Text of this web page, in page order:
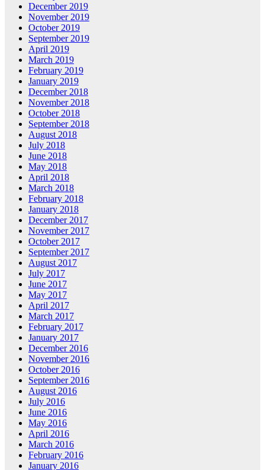
December 2019
November 2019
October 2019
September 2019
April 2019
March 2019
February 2019
January 2019
December 2018
November 2018
October 2018
September 2018
August 2018
July 2018
June 2018
May 2018
April 2018
March 2018
February 2018
January 2018
December 2017
November 2017
October 2017
September 2017
August 2017
July 2017
June 2017
May 2017
April 2017
March 2017
February 2017
January 2017
December 2016
November 2016
October 2016
September 2016
August 2016
July 2016
June 2016
May 2016
April 2016
March 2016
February 2016
January 2016